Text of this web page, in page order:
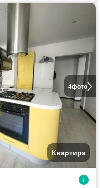
4фото
Квартира